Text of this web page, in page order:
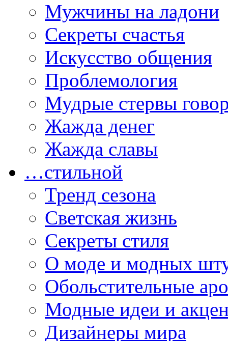
Мужчины на ладони
Секреты счастья
Искусство общения
Проблемология
Мудрые стервы
Жажда денег
Жажда славы
…стильной
Тренд сезона
Светская жизнь
Секреты стиля
О моде и модных
Обольстительные
Модные идеи и
Дизайнеры мира